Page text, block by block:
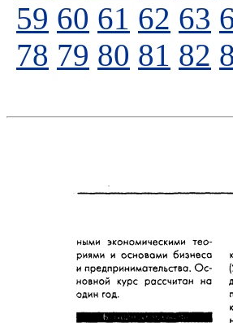
59 60 61 62 63
78 79 80 81 82